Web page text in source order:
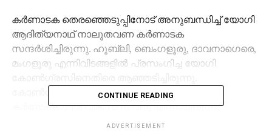
കര്‍ണാടക തെരഞ്ഞെടുപ്പിനോട് അനുബന്ധിച്ച് യോഗി
ആദിത്യനാഥ് നാലുതവണ കര്‍ണാടക
സന്ദര്‍ശിച്ചിരുന്നു. ഹൂബ്ലി, ബെംഗളൂരു, ദാവനാഗെരെ,
മംഗളൂരു എന്നിവിടങ്ങളില്‍ പ്രസംഗിച്ച യോഗി
കോണ്‍ഗ്രസിനെ ഇല്ലാതാക്കിയാല്‍ മാത്രമേ
കര്‍ണാടകയില്‍ വികസനം വരൂ എന്നായിരുന്നു
യോഗിയുടെ പ്രസ്താവന. ഇതിന് മറുപടിയായാണ് ഇനി
CONTINUE READING
ADVERTISEMENT